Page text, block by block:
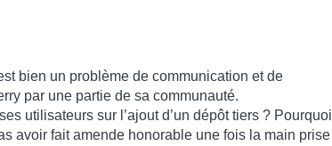
bien un problème de communication et de
par une partie de sa communauté.
utilisateurs sur l’ajout d’un dépôt tiers ? Pourquoi
avoir fait amende honorable une fois la main prise